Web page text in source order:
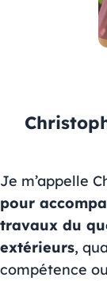
Je m’appelle
pour
travaux du
extérieurs,
compétence